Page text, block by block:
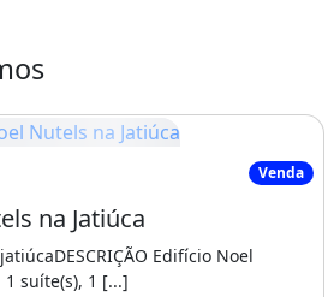
e jantar,
Área de Serviço.
garagem.
na Jatiúca Venda
na Jatiúca
Edifício Noel
suíte(s), 1 [...]